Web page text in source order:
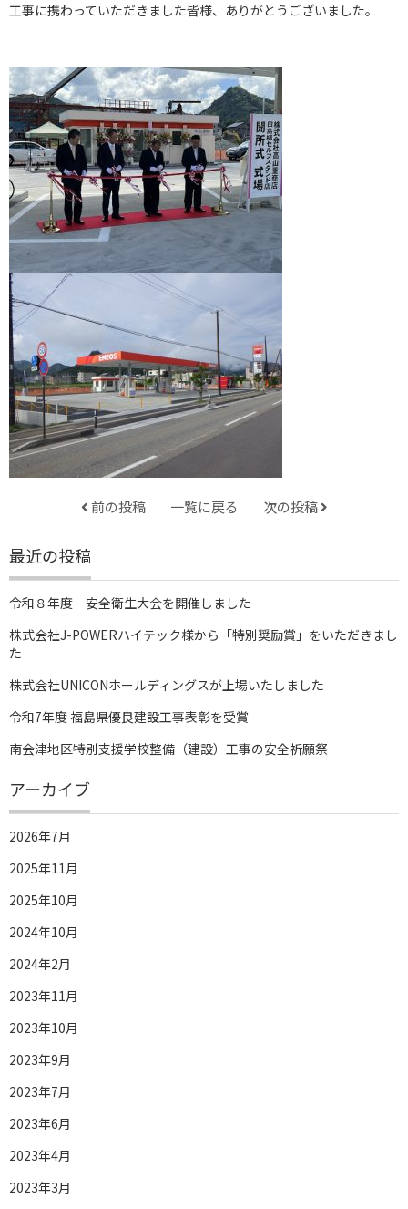
工事に携わっていただきました皆様、ありがとうございました。
前の投稿 一覧に戻る 次の投稿
最近の投稿
令和８年度 安全衛生大会を開催しました
株式会社J-POWERハイテック様から「特別奨励賞」をいただきまし
た
株式会社UNICONホールディングスが上場いたしました
令和7年度 福島県優良建設工事表彰を受賞
南会津地区特別支援学校整備（建設）工事の安全祈願祭
アーカイブ
2026年7月
2025年11月
2025年10月
2024年10月
2024年2月
2023年11月
2023年10月
2023年9月
2023年7月
2023年6月
2023年4月
2023年3月